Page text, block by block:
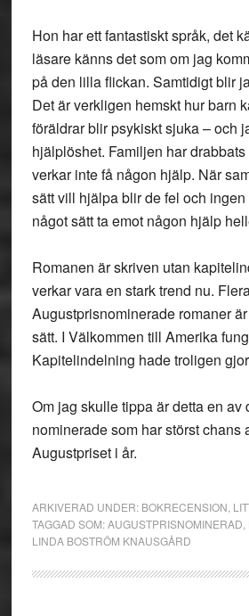
Hon har ett fantastiskt språk, det
läsare känns det som om jag
på den lilla flickan. Samtidigt blir
Det är verkligen hemskt hur barn
föräldrar blir psykiskt sjuka – och
hjälplöshet. Familjen har drabbats
verkar inte få någon hjälp. När
sätt vill hjälpa blir de fel och
något sätt ta emot någon hjälp
Romanen är skriven utan
verkar vara en stark trend nu.
Augustprisnominerade romaner
sätt. I Välkommen till Amerika
Kapitelindelning hade troligen
Om jag skulle tippa är detta en av
nominerade som har störst chans
Augustpriset i år.
ARKIVERAD UNDER: BOKRECENSION
TAGGAD SOM:AUGUSTPRISNOMINERAD
LINDA BOSTRÖM KNAUSGÅRD